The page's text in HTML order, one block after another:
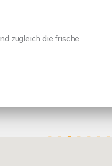
zugleich die frische